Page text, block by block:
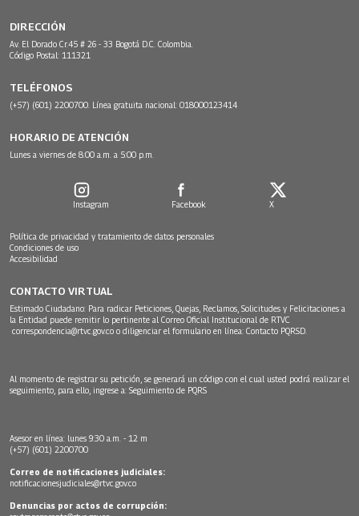
DIRECCIÓN
Av. El Dorado Cr.45 # 26 - 33 Bogotá D.C. Colombia.
Código Postal: 111321
TELÉFONOS
(+57) (601) 2200700. Línea gratuita nacional: 018000123414
HORARIO DE ATENCIÓN
Lunes a viernes de 8:00 a.m. a 5:00 p.m.
Instagram Facebook X
Política de privacidad y tratamiento de datos personales
Condiciones de uso
Accesibilidad
CONTACTO VIRTUAL
Estimado Ciudadano: Para radicar Peticiones, Quejas, Reclamos, Solicitudes y Felicitaciones a
la Entidad puede remitir lo pertinente al Correo Oficial Institucional de RTVC
correspondencia@rtvc.gov.co o diligenciar el formulario en línea: Contacto PQRSD.
Al momento de registrar su petición, se generará un código con el cual usted podrá realizar el
seguimiento, para ello, ingrese a: Seguimiento de PQRS
Asesor en línea: lunes 9:30 a.m. - 12 m
(+57) (601) 2200700
Correo de notificaciones judiciales:
notificacionesjudiciales@rtvc.gov.co
Denuncias por actos de corrupción: